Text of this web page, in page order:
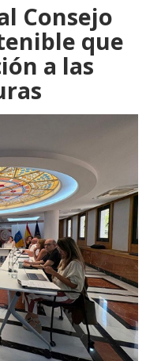
Consejo
que
a las